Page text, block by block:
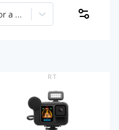
Precio: de mayor a menor
RT